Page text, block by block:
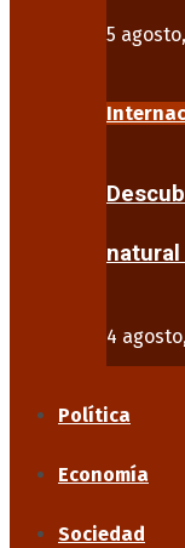
5
4
Política
Economía
Sociedad